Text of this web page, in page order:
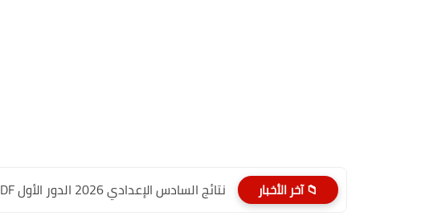
📁 آخر الأخبار نتائج السادس الإعدادي 2026 الدور الأول PDF الديوانية | موقع...